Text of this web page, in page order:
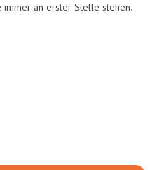
immer an erster Stelle stehen.